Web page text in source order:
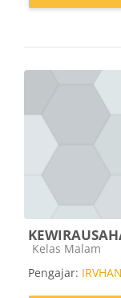
Kategori kursus
Kelas Malam
Pengajar: